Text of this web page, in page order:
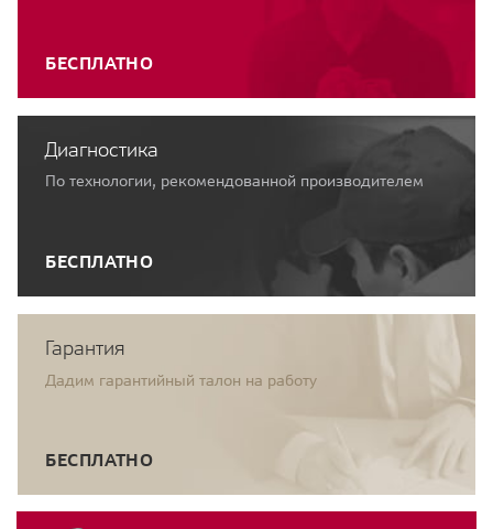
БЕСПЛАТНО
Диагностика
По технологии, рекомендованной производителем
БЕСПЛАТНО
Гарантия
Дадим гарантийный талон на работу
БЕСПЛАТНО